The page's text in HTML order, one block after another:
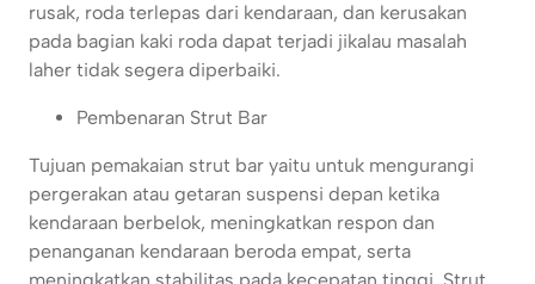
rusak, roda terlepas dari kendaraan, dan kerusakan
pada bagian kaki roda dapat terjadi jikalau masalah
laher tidak segera diperbaiki.
Pembenaran Strut Bar
Tujuan pemakaian strut bar yaitu untuk mengurangi
pergerakan atau getaran suspensi depan ketika
kendaraan berbelok, meningkatkan respon dan
penanganan kendaraan beroda empat, serta